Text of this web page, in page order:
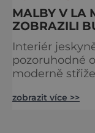
MALBY V LA
ZOBRAZILI
Interiér
pozoruhodné
moderně
ale staré tisíce
zobrazit více >>